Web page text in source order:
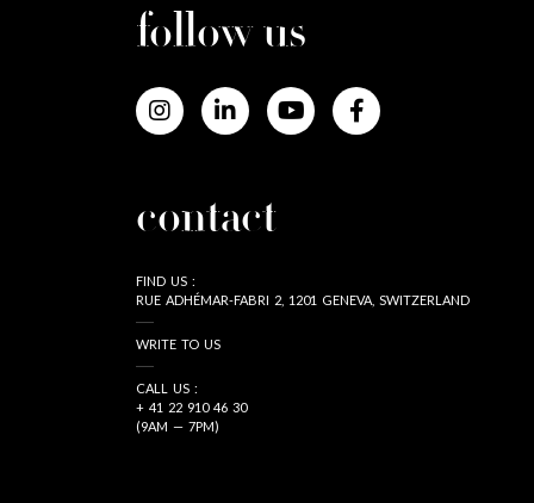
follow us
contact
FIND US :
RUE ADHÉMAR-FABRI 2, 1201 GENEVA, SWITZERLAND
WRITE TO US
CALL US :
+ 41 22 910 46 30
(9AM — 7PM)